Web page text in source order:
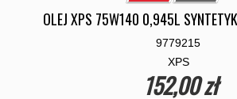
OLEJ XPS 75W140 0,945L
9779215
XPS
152,00 zł